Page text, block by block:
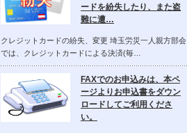
ードを紛失したり、また盗
難に遭…
クレジットカードの紛失、変更 埼玉労災一人親方部会
では、クレジットカードによる決済(毎…
FAXでのお申込みは、本ペ
ージよりお申込書をダウン
ロードしてご利用くださ
い。